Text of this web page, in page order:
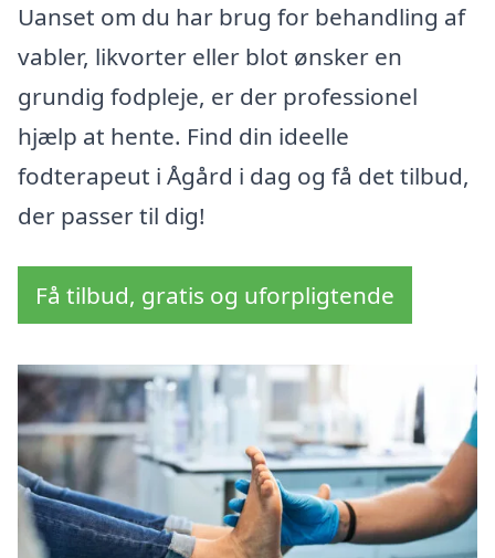
Uanset om du har brug for behandling af
vabler, likvorter eller blot ønsker en
grundig fodpleje, er der professionel
hjælp at hente. Find din ideelle
fodterapeut i Ågård i dag og få det tilbud,
der passer til dig!
Få tilbud, gratis og uforpligtende